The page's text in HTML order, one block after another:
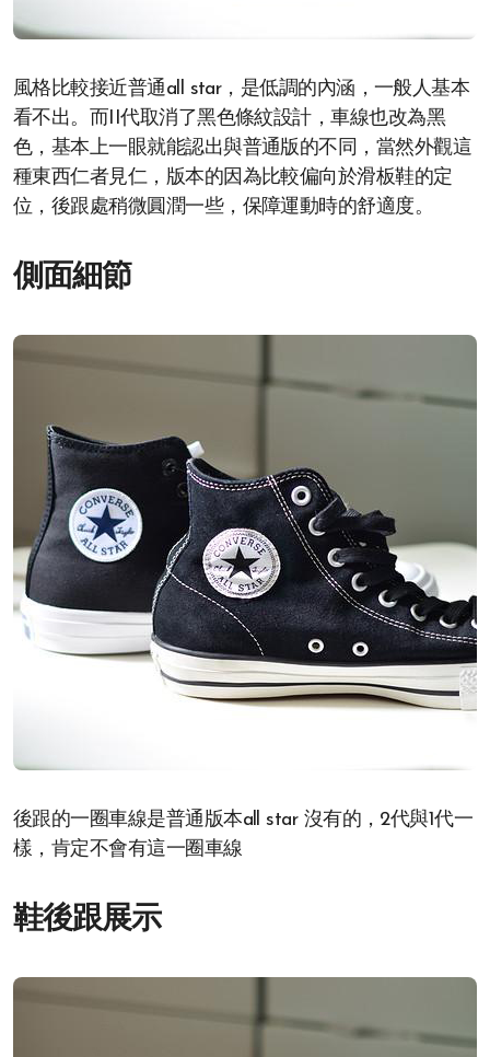
風格比較接近普通all star，是低調的內涵，一般人基本
看不出。而II代取消了黑色條紋設計，車線也改為黑
色，基本上一眼就能認出與普通版的不同，當然外觀這
種東西仁者見仁，版本的因為比較偏向於滑板鞋的定
位，後跟處稍微圓潤一些，保障運動時的舒適度。
側面細節
後跟的一圈車線是普通版本all star 沒有的，2代與1代一
樣，肯定不會有這一圈車線
鞋後跟展示